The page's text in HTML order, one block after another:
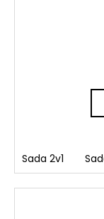
Sada 2v1